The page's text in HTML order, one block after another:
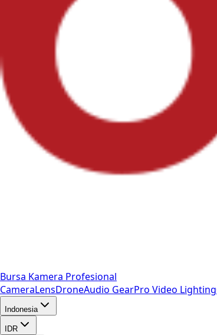
Bursa Kamera Profesional
CameraLensDroneAudio GearPro Video Lighting
Indonesia
IDR